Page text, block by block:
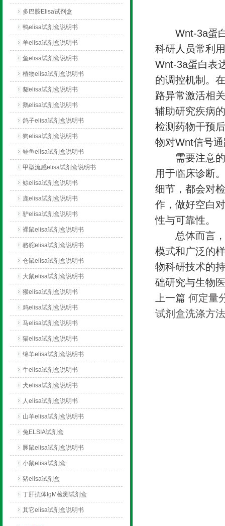
多巴胺Elisa试剂盒
鸭elisa试剂盒说明书
羊elisa试剂盒说明书
鱼elisa试剂盒说明书
植物elisa试剂盒说明书
貂elisa试剂盒说明书
鹅elisa试剂盒说明书
鸽子elisa试剂盒说明书
狗elisa试剂盒说明书
鲑鱼elisa试剂盒说明书
甲型流感elisa试剂盒说明书
鲸elisa试剂盒说明书
鹿elisa试剂盒说明书
驴elisa试剂盒说明书
裸鼠elisa试剂盒说明书
骆驼elisa试剂盒说明书
仓鼠elisa试剂盒说明书
大鼠elisa试剂盒说明书
猴elisa试剂盒说明书
鸡elisa试剂盒说明书
马elisa试剂盒说明书
猫elisa试剂盒说明书
绵羊elisa试剂盒说明书
牛elisa试剂盒说明书
犬elisa试剂盒说明书
人elisa试剂盒说明书
山羊elisa试剂盒说明书
兔ELSIA试剂盒
豚鼠elisa试剂盒说明书
小鼠elisa试剂盒
猪elisa试剂盒
丁肝抗体IgM检测试剂盒
其它elisa试剂盒说明书
Wnt-3a蛋白
科研人员常利
Wnt-3a蛋白表
的调控机制。
路异常激活相
辅助研究疾病
检测药物干预
物对Wnt信号
需要注意的
用于临床诊断
细节，都会对
作，做好空白
性与可靠性。
总体而言，
模式和广泛的
物科研技术的
础研究与生物
上一篇 何定量
试剂盒洗涤方法